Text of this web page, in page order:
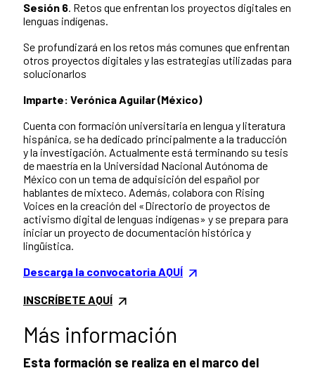
Sesión 6. Retos que enfrentan los proyectos digitales en
lenguas indígenas.
Se profundizará en los retos más comunes que enfrentan
otros proyectos digitales y las estrategias utilizadas para
solucionarlos
Imparte: Verónica Aguilar (México)
Cuenta con formación universitaria en lengua y literatura
hispánica, se ha dedicado principalmente a la traducción
y la investigación. Actualmente está terminando su tesis
de maestría en la Universidad Nacional Autónoma de
México con un tema de adquisición del español por
hablantes de mixteco. Además, colabora con Rising
Voices en la creación del «Directorio de proyectos de
activismo digital de lenguas indígenas» y se prepara para
iniciar un proyecto de documentación histórica y
lingüística.
Descarga la convocatoria AQUÍ
INSCRÍBETE AQUÍ
Más información
Esta formación se realiza en el marco del